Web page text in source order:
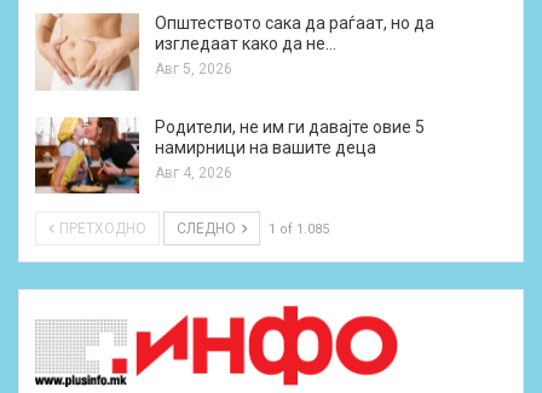
Општеството сака да раѓаат, но да
изгледаат како да не…
Авг 5, 2026
Родители, не им ги давајте овие 5
намирници на вашите деца
Авг 4, 2026
ПРЕТХОДНО СЛЕДНО 1 of 1.085